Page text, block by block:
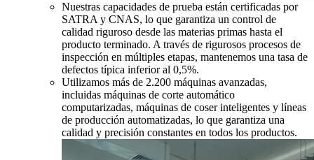
Nuestras capacidades de prueba están certificadas por
SATRA y CNAS, lo que garantiza un control de
calidad riguroso desde las materias primas hasta el
producto terminado. A través de rigurosos procesos de
inspección en múltiples etapas, mantenemos una tasa de
defectos típica inferior al 0,5%.
Utilizamos más de 2.200 máquinas avanzadas,
incluidas máquinas de corte automático
computarizadas, máquinas de coser inteligentes y líneas
de producción automatizadas, lo que garantiza una
calidad y precisión constantes en todos los productos.